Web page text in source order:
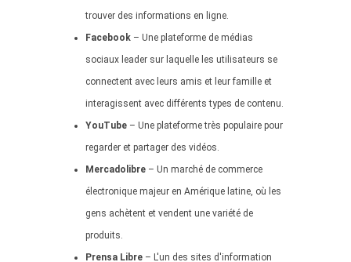
trouver des informations en ligne.
Facebook – Une plateforme de médias
sociaux leader sur laquelle les utilisateurs se
connectent avec leurs amis et leur famille et
interagissent avec différents types de contenu.
YouTube – Une plateforme très populaire pour
regarder et partager des vidéos.
Mercadolibre – Un marché de commerce
électronique majeur en Amérique latine, où les
gens achètent et vendent une variété de
produits.
Prensa Libre – L'un des sites d'information